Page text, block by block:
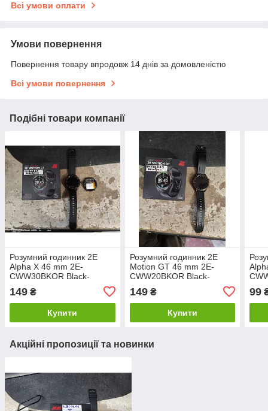
Всі умови оплати
Умови повернення
Повернення товару впродовж 14 днів за домовленістю
Всі умови повернення
Подібні товари компанії
Розумний годинник 2E
Alpha X 46 mm 2E-
CWW30BKOR Black-
149 ₴
Купити
Розумний годинник 2E
Motion GT 46 mm 2E-
CWW20BKOR Black-
149₴
Купити
99
Акційні пропозиції та новинки